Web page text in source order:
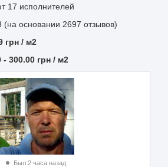
17 исполнителей
основании 2697 отзывов)
грн / м2
- 300.00 грн / м2
Был 2 часа назад